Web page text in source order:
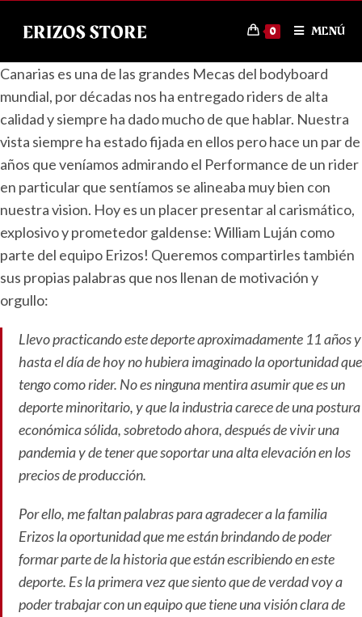
0 MENÚ
Canarias es una de las grandes Mecas del bodyboard
mundial, por décadas nos ha entregado riders de alta
calidad y siempre ha dado mucho de que hablar. Nuestra
vista siempre ha estado fijada en ellos pero hace un par de
años que veníamos admirando el Performance de un rider
en particular que sentíamos se alineaba muy bien con
nuestra vision. Hoy es un placer presentar al carismático,
explosivo y prometedor galdense: William Luján como
parte del equipo Erizos! Queremos compartirles también
sus propias palabras que nos llenan de motivación y
orgullo:
Llevo practicando este deporte aproximadamente 11 años y
hasta el día de hoy no hubiera imaginado la oportunidad que
tengo como rider. No es ninguna mentira asumir que es un
deporte minoritario, y que la industria carece de una postura
económica sólida, sobretodo ahora, después de vivir una
pandemia y de tener que soportar una alta elevación en los
precios de producción.
Por ello, me faltan palabras para agradecer a la familia
Erizos la oportunidad que me están brindando de poder
formar parte de la historia que están escribiendo en este
deporte. Es la primera vez que siento que de verdad voy a
poder trabajar con un equipo que tiene una visión clara de